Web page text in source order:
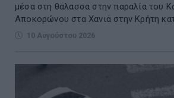
μέσα στη θάλασσα στην παραλία του
Αποκορώνου στα Χανιά στην Κρήτη
10 Αυγούστου 2026